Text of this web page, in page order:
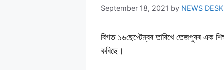
September 18, 2021 by NEWS DESK
বিগত ১৬ছেপ্টেম্বৰ তাৰিখে তেজপুৰৰ এক
কৰিছে।